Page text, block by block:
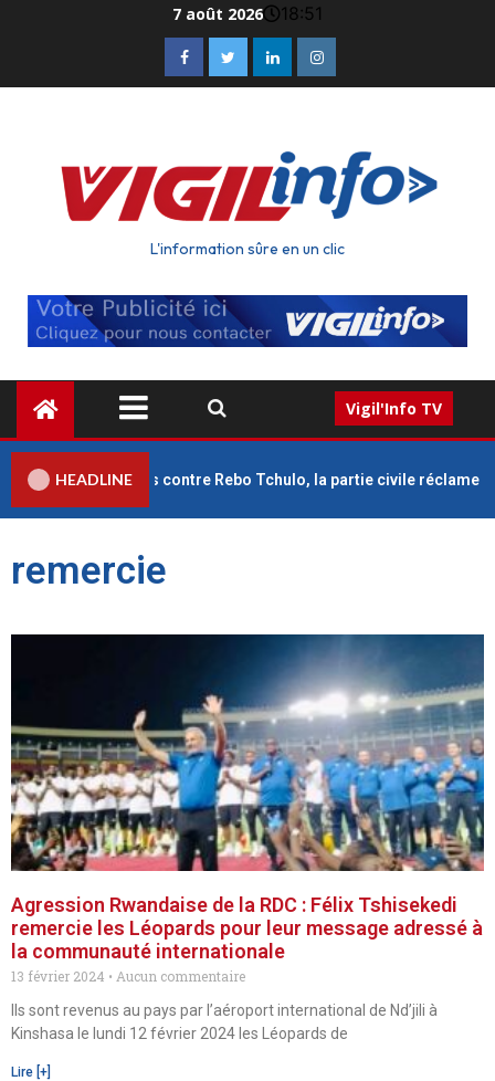
7 août 2026 18:51
L'information sûre en un clic
Vigil'Info TV
HEADLINE
de prison requis contre Rebo Tchulo, la partie civile réclame
remercie
Agression Rwandaise de la RDC : Félix Tshisekedi
remercie les Léopards pour leur message adressé à
la communauté internationale
13 février 2024
Aucun commentaire
Ils sont revenus au pays par l’aéroport international de Nd’jili à
Kinshasa le lundi 12 février 2024 les Léopards de
Lire [+]